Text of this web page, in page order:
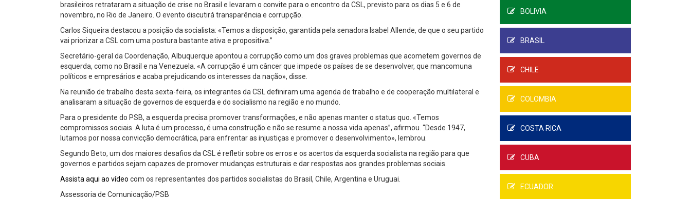
brasileiros retrataram a situação de crise no Brasil e levaram o convite para o encontro da CSL, previsto para os dias 5 e 6 de
novembro, no Rio de Janeiro. O evento discutirá transparência e corrupção.
Carlos Siqueira destacou a posição da socialista: «Temos a disposição, garantida pela senadora Isabel Allende, de que o seu partido
vai priorizar a CSL com uma postura bastante ativa e propositiva.”
Secretário-geral da Coordenação, Albuquerque apontou a corrupção como um dos graves problemas que acometem governos de
esquerda, como no Brasil e na Venezuela. «A corrupção é um câncer que impede os países de se desenvolver, que mancomuna
políticos e empresários e acaba prejudicando os interesses da nação», disse.
Na reunião de trabalho desta sexta-feira, os integrantes da CSL definiram uma agenda de trabalho e de cooperação multilateral e
analisaram a situação de governos de esquerda e do socialismo na região e no mundo.
Para o presidente do PSB, a esquerda precisa promover transformações, e não apenas manter o status quo. «Temos
compromissos sociais. A luta é um processo, é uma construção e não se resume a nossa vida apenas”, afirmou. “Desde 1947,
lutamos por nossa convicção democrática, para enfrentar as injustiças e promover o desenvolvimento», lembrou.
Segundo Beto, um dos maiores desafios da CSL é refletir sobre os erros e os acertos da esquerda socialista na região para que
governos e partidos sejam capazes de promover mudanças estruturais e dar respostas aos grandes problemas sociais.
Assista aqui ao vídeo com os representantes dos partidos socialistas do Brasil, Chile, Argentina e Uruguai.
Assessoria de Comunicação/PSB
BOLIVIA
BRASIL
CHILE
COLOMBIA
COSTA RICA
CUBA
ECUADOR